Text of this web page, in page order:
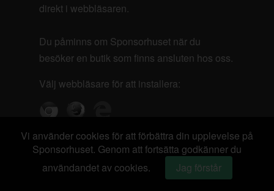
direkt i webbläsaren.
Du påminns om Sponsorhuset när du
besöker en butik som finns ansluten hos oss.
Välj webbläsare för att installera:
Vi använder cookies för att förbättra din upplevelse på
Sponsorhuset. Genom att fortsätta godkänner du
användandet av cookies.
Jag förstår